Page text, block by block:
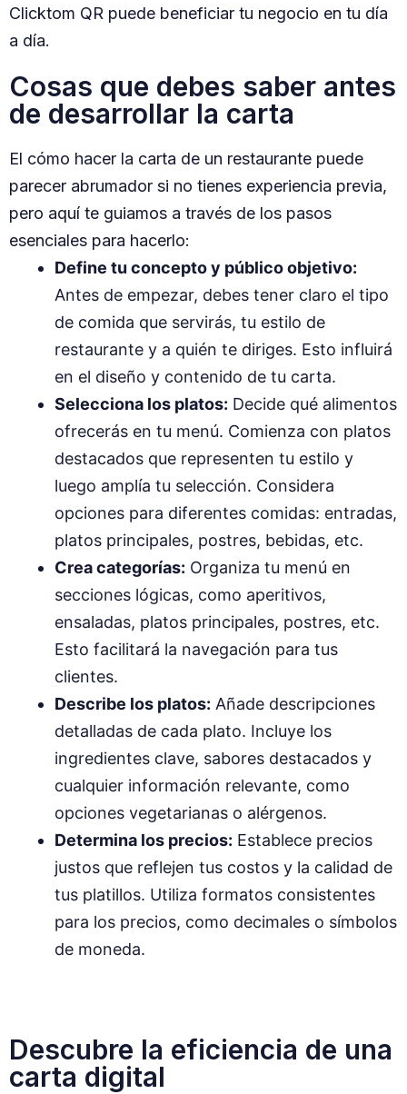
Clicktom QR puede beneficiar tu negocio en tu día
a día.
Cosas que debes saber antes
de desarrollar la carta
El cómo hacer la carta de un restaurante puede
parecer abrumador si no tienes experiencia previa,
pero aquí te guiamos a través de los pasos
esenciales para hacerlo:
Define tu concepto y público objetivo:
Antes de empezar, debes tener claro el tipo
de comida que servirás, tu estilo de
restaurante y a quién te diriges. Esto influirá
en el diseño y contenido de tu carta.
Selecciona los platos: Decide qué alimentos
ofrecerás en tu menú. Comienza con platos
destacados que representen tu estilo y
luego amplía tu selección. Considera
opciones para diferentes comidas: entradas,
platos principales, postres, bebidas, etc.
Crea categorías: Organiza tu menú en
secciones lógicas, como aperitivos,
ensaladas, platos principales, postres, etc.
Esto facilitará la navegación para tus
clientes.
Describe los platos: Añade descripciones
detalladas de cada plato. Incluye los
ingredientes clave, sabores destacados y
cualquier información relevante, como
opciones vegetarianas o alérgenos.
Determina los precios: Establece precios
justos que reflejen tus costos y la calidad de
tus platillos. Utiliza formatos consistentes
para los precios, como decimales o símbolos
de moneda.
Descubre la eficiencia de una
carta digital